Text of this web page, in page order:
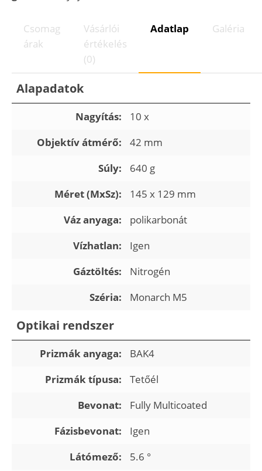
Csomag
árak
Vásárlói
értékelés
(0)
Adatlap Galéria
Alapadatok
Nagyítás:
10 x
Objektív átmérő:
42 mm
Súly:
640 g
Méret (MxSz):
145 x 129 mm
Váz anyaga:
polikarbonát
Vízhatlan:
Igen
Gáztöltés:
Nitrogén
Széria:
Monarch M5
Optikai rendszer
Prizmák anyaga:
BAK4
Prizmák típusa:
Tetőél
Bevonat:
Fully Multicoated
Fázisbevonat:
Igen
Látómező:
5.6 °